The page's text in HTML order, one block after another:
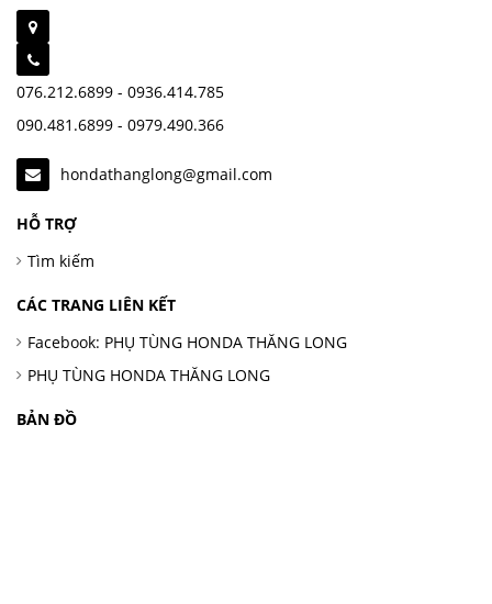
076.212.6899 - 0936.414.785
090.481.6899 - 0979.490.366
hondathanglong@gmail.com
HỖ TRỢ
Tìm kiếm
CÁC TRANG LIÊN KẾT
Facebook: PHỤ TÙNG HONDA THĂNG LONG
PHỤ TÙNG HONDA THĂNG LONG
BẢN ĐỒ